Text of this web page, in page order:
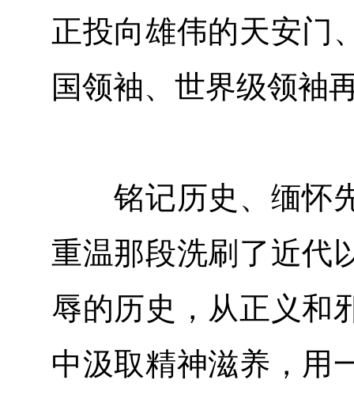
正投向雄伟的天安门
国领袖、世界级领袖
铭记历史、缅怀先
重温那段洗刷了近代
辱的历史，从正义和
中汲取精神滋养，用